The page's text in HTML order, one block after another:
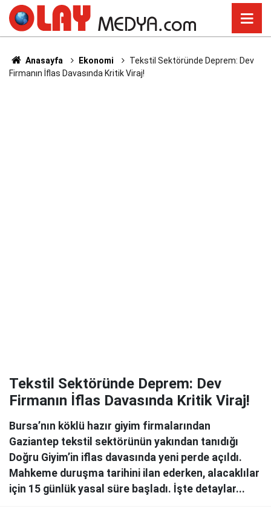
Anasayfa Ekonomi
Tekstil Sektöründe Deprem: Dev
Firmanın İflas Davasında Kritik Viraj!
Tekstil Sektöründe Deprem: Dev
Firmanın İflas Davasında Kritik Viraj!
Bursa’nın köklü hazır giyim firmalarından
Gaziantep tekstil sektörünün yakından tanıdığı
Doğru Giyim’in iflas davasında yeni perde açıldı.
Mahkeme duruşma tarihini ilan ederken, alacaklılar
için 15 günlük yasal süre başladı. İşte detaylar...